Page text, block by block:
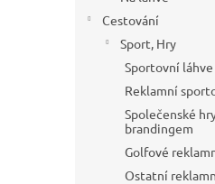
Cestování
Sport, Hry
Sportovní
Reklamní
Společenské
brandingem
Golfové
Ostatní